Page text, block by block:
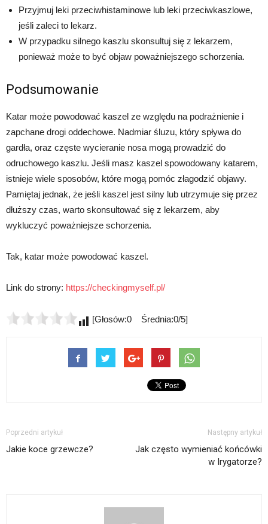
Przyjmuj leki przeciwhistaminowe lub leki przeciwkaszlowe,
jeśli zaleci to lekarz.
W przypadku silnego kaszlu skonsultuj się z lekarzem,
ponieważ może to być objaw poważniejszego schorzenia.
Podsumowanie
Katar może powodować kaszel ze względu na podrażnienie i
zapchane drogi oddechowe. Nadmiar śluzu, który spływa do
gardła, oraz częste wycieranie nosa mogą prowadzić do
odruchowego kaszlu. Jeśli masz kaszel spowodowany katarem,
istnieje wiele sposobów, które mogą pomóc złagodzić objawy.
Pamiętaj jednak, że jeśli kaszel jest silny lub utrzymuje się przez
dłuższy czas, warto skonsultować się z lekarzem, aby
wykluczyć poważniejsze schorzenia.
Tak, katar może powodować kaszel.
Link do strony: https://checkingmyself.pl/
[Głosów:0 Średnia:0/5]
Poprzedni artykuł
Jakie koce grzewcze?
Następny artykuł
Jak często wymieniać końcówki
w Irygatorze?